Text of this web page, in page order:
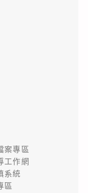
案專區
工作網
系統
區